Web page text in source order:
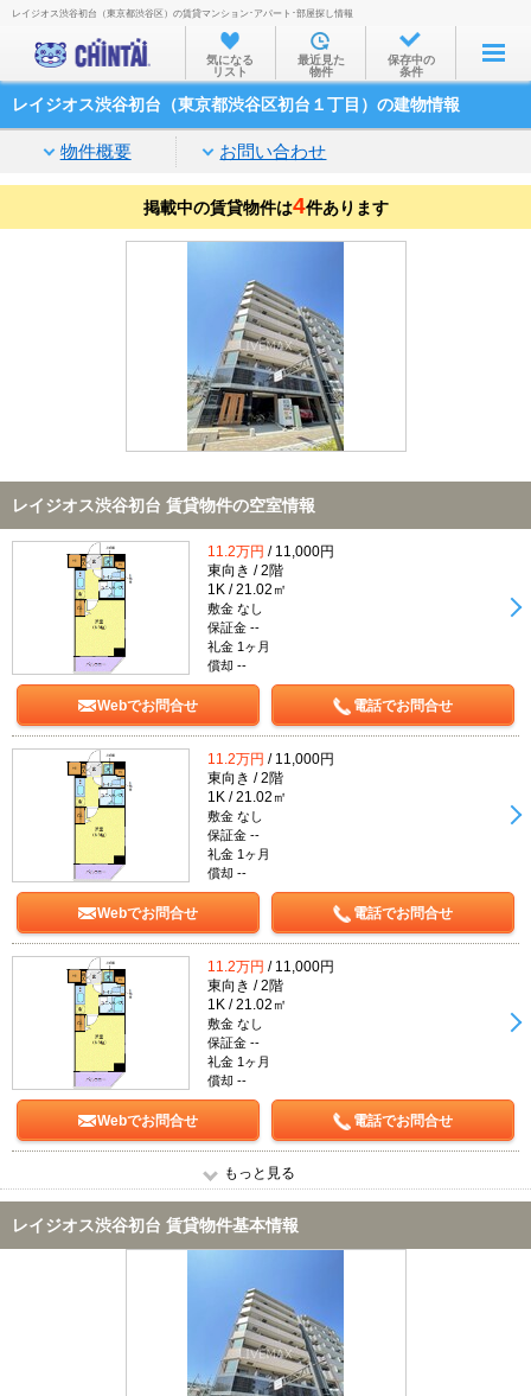
お部屋を探す
沿線・駅から
家賃相場から
通勤通学時間から
不動産会社から
TOP
レイジオス渋谷初台（東京都渋谷区）の賃貸マンション･アパート･部屋探し情報
気になる
リスト
最近見た
物件
保存中の
条件
レイジオス渋谷初台（東京都渋谷区初台１丁目）の建物情報
物件概要 お問い合わせ
掲載中の賃貸物件は4件あります
レイジオス渋谷初台 賃貸物件の空室情報
11.2万円 / 11,000円
東向き / 2階
1K / 21.02㎡
敷金 なし
保証金 --
礼金 1ヶ月
償却 --
Webでお問合せ 電話でお問合せ
11.2万円 / 11,000円
東向き / 2階
1K / 21.02㎡
敷金 なし
保証金 --
礼金 1ヶ月
償却 --
Webでお問合せ 電話でお問合せ
11.2万円 / 11,000円
東向き / 2階
1K / 21.02㎡
敷金 なし
保証金 --
礼金 1ヶ月
償却 --
Webでお問合せ 電話でお問合せ
もっと見る
レイジオス渋谷初台 賃貸物件基本情報